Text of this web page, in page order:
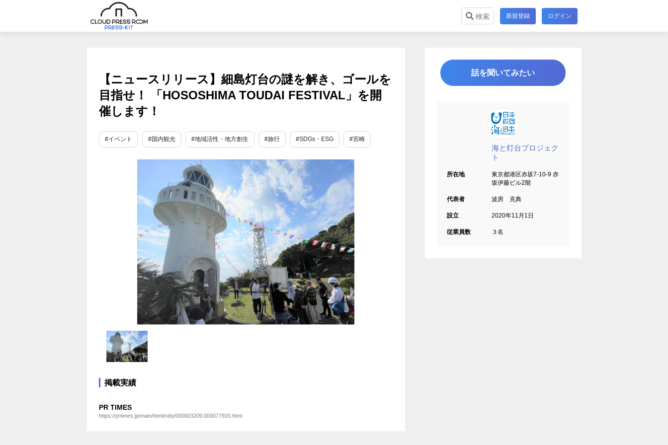
検索 新規登録 ログイン
【ニュースリリース】細島灯台の謎を解き、ゴールを
目指せ！ 「HOSOSHIMA TOUDAI FESTIVAL」を開
催します！
#イベント #国内観光 #地域活性・地方創生 #旅行 #SDGs・ESG #宮崎
掲載実績
PR TIMES
https://prtimes.jp/main/html/rd/p/000003209.000077920.html
話を聞いてみたい
海と灯台プロジェク
ト
所在地
東京都港区赤坂7-10-9 赤
坂伊藤ビル2階
代表者 波房 克典
設立 2020年11月1日
従業員数 ３名